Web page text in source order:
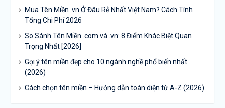
Mua Tên Miền .vn Ở Đâu Rẻ Nhất Việt Nam? Cách Tính
Tổng Chi Phí 2026
So Sánh Tên Miền .com và .vn: 8 Điểm Khác Biệt Quan
Trọng Nhất [2026]
Gợi ý tên miền đẹp cho 10 ngành nghề phổ biến nhất
(2026)
Cách chọn tên miền – Hướng dẫn toàn diện từ A-Z (2026)